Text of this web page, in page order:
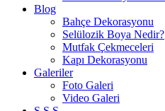
Blog
Bahçe Dekorasyonu
Selülozik Boya Nedir?
Mutfak Çekmeceleri
Kapı Dekorasyonu
Galeriler
Foto Galeri
Video Galeri